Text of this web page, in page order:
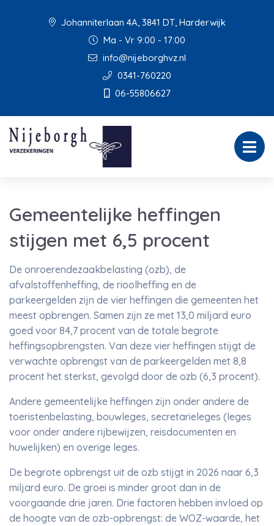
Johanniterlaan 4A, 3841 DT, Harderwijk
Ma - Vr 9:00 - 17:00
info@nijeborghvz.nl
0341-760220
06-55806627
Gemeentelijke heffingen
stijgen met 6,5 procent
De onroerendezaakbelasting (ozb), de
afvalstoffenheffing, de rioolheffing en de
parkeergelden zijn de vier heffingen die gemeenten het
meest opbrengen. Samen zijn ze met 13,0 miljard euro
goed voor 84,7 procent van de totale begrote
heffingsopbrengsten. Van deze vier heffingen stijgt de
verwachte opbrengst van de parkeergelden met 8,8
procent het sterkst, gevolgd door de ozb (6,3 procent).
Andere gemeentelijke heffingen zijn onder andere de
toeristenbelasting, bouwleges, secretarieleges (leges
voor onder andere rijbewijzen, reisdocumenten en
huwelijken) en overige leges.
De begrote opbrengst uit de ozb stijgt in 2026 naar 6,3
miljard euro. De groei is minder groot dan in de
voorgaande drie jaren. Drie factoren hebben invloed op
de hoogte van de ozb-opbrengst: de WOZ-waarde, het